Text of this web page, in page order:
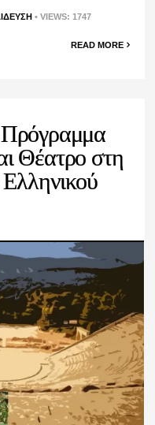
• VIEWS: 1747
READ MORE
Θέατρο στη